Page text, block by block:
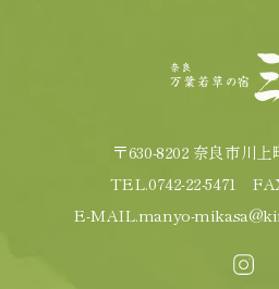
〒630-8202 奈良市川上
TEL.0742-22-5471
E-MAIL.manyo-